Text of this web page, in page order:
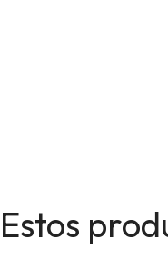
Estos